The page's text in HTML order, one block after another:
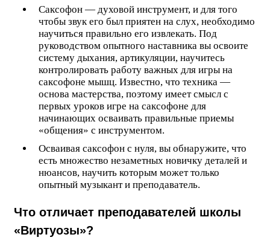
Саксофон — духовой инструмент, и для того
чтобы звук его был приятен на слух, необходимо
научиться правильно его извлекать. Под
руководством опытного наставника вы освоите
систему дыхания, артикуляции, научитесь
контролировать работу важных для игры на
саксофоне мышц. Известно, что техника —
основа мастерства, поэтому имеет смысл с
первых уроков игре на саксофоне для
начинающих осваивать правильные приемы
«общения» с инструментом.
Осваивая саксофон с нуля, вы обнаружите, что
есть множество незаметных новичку деталей и
нюансов, научить которым может только
опытный музыкант и преподаватель.
Что отличает преподавателей школы
«Виртуозы»?